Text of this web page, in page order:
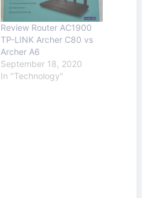
Review Router AC1900
TP-LINK Archer C80 vs
Archer A6
September 18, 2020
In "Technology"